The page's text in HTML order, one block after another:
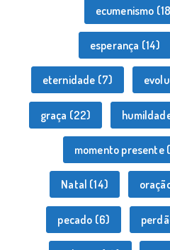
ecumenismo
esperança (14)
eternidade (7)
graça (22)
momento presente
Natal (14)
pecado (6)